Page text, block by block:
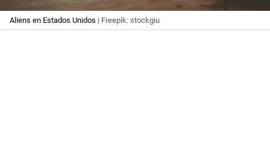
Aliens en Estados Unidos | Freepik: stockgiu